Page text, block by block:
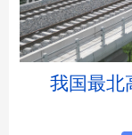
北京
辽宁
我国最北